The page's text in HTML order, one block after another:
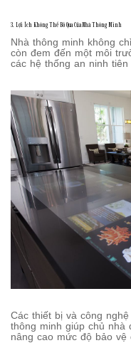
3. Lợi Ích Không Thể Bỏ Qua Của Nhà Thông Minh
Nhà thông minh không
còn đem đến một môi
các hệ thống an ninh tiên
Các thiết bị và công
thông minh giúp chủ nhà
nâng cao mức độ bảo vệ